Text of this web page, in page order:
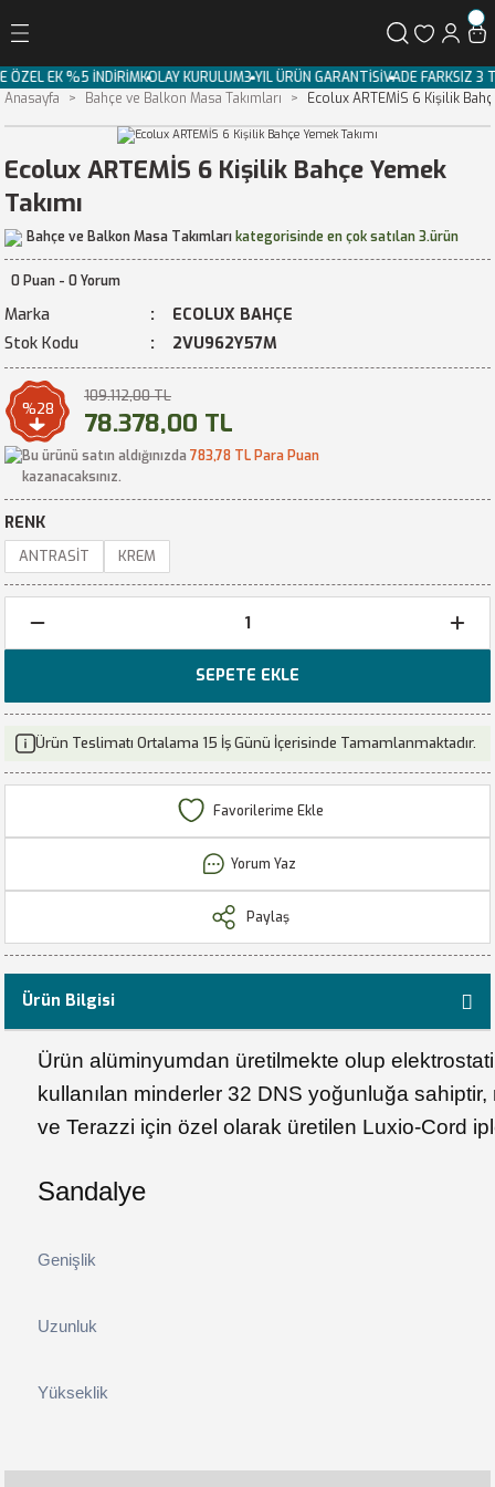
ÖZEL EK %5 İNDİRİMKOLAY KURULUM3 YIL ÜRÜN GARANTİSİVADE FARKSIZ
Anasayfa
Bahçe ve Balkon Masa Takımları Ecolux ARTEMİS 6 Kişilik
Ecolux ARTEMİS 6 Kişilik Bahçe Yemek
Takımı
Bahçe ve Balkon Masa Takımları kategorisinde en çok satılan 3.ürün
0 Puan - 0 Yorum
Marka
ECOLUX BAHÇE
Stok Kodu
2VU962Y57M
%28
109.112,00 TL
78.378,00 TL
Bu ürünü satın aldığınızda 783,78 TL Para Puan
kazanacaksınız.
RENK
ANTRASİT KREM
SEPETE EKLE
Ürün Teslimatı Ortalama 15 İş Günü İçerisinde Tamamlanmaktadır.
Yorum Yaz
Paylaş
Ürün Bilgisi
Ürün alüminyumdan üretilmekte olup
kullanılan minderler 32 DNS yoğunluğa
ve Terazzi için özel olarak üretilen Luxio-Cord
Sandalye
Genişlik
Uzunluk
Yükseklik